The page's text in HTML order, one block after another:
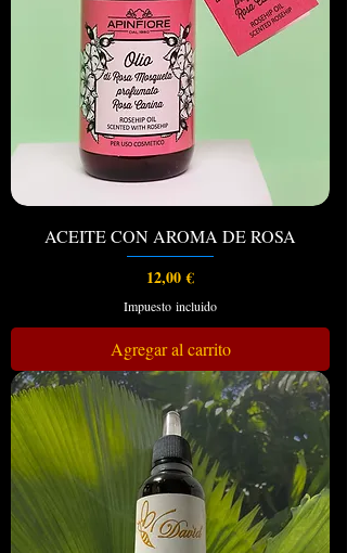
ACEITE CON AROMA DE ROSA
Precio
12,00 €
Impuesto incluido
Agregar al carrito